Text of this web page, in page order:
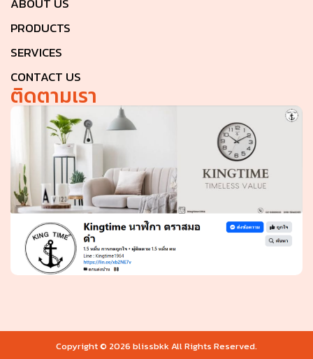
PRODUCTS
SERVICES
CONTACT US
ติดตามเรา
Copyright © 2026 blissbkk All Rights Reserved.